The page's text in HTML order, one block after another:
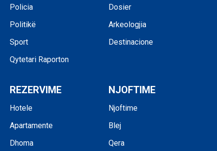
Policia
Politikë
Sport
Qytetari Raporton
Dosier
Arkeologjia
Destinacione
REZERVIME
Hotele
Apartamente
Dhoma
NJOFTIME
Njoftime
Blej
Qera